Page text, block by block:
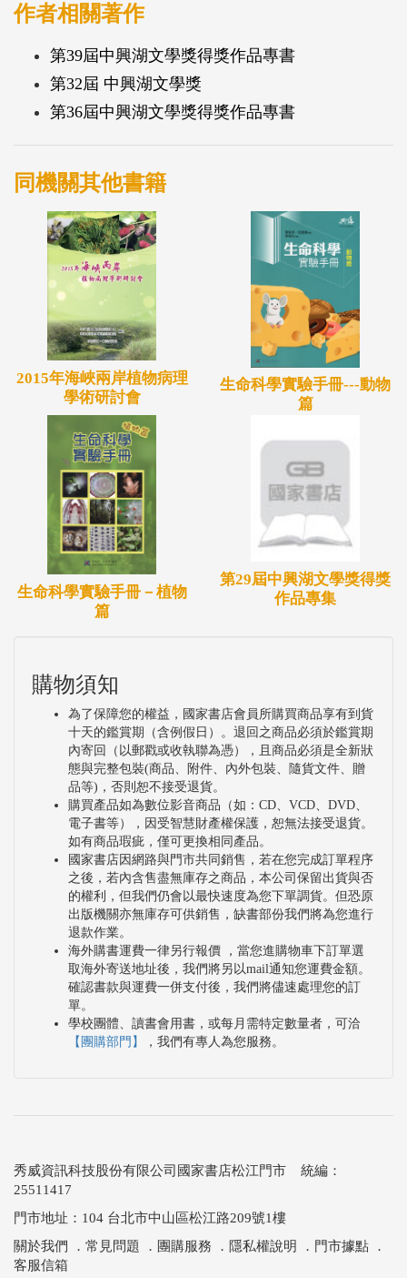
作者相關著作
第39屆中興湖文學獎得獎作品專書
第32屆 中興湖文學獎
第36屆中興湖文學獎得獎作品專書
同機關其他書籍
2015年海峽兩岸植物病理
學術研討會
生命科學實驗手冊---動物
篇
生命科學實驗手冊－植物
篇
第29屆中興湖文學獎得獎
作品專集
購物須知
為了保障您的權益，國家書店會員所購買商品享有到貨
十天的鑑賞期（含例假日）。退回之商品必須於鑑賞期
內寄回（以郵戳或收執聯為憑），且商品必須是全新狀
態與完整包裝(商品、附件、內外包裝、隨貨文件、贈
品等)，否則恕不接受退貨。
購買產品如為數位影音商品（如：CD、VCD、DVD、
電子書等），因受智慧財產權保護，恕無法接受退貨。
如有商品瑕疵，僅可更換相同產品。
國家書店因網路與門市共同銷售，若在您完成訂單程序
之後，若內含售盡無庫存之商品，本公司保留出貨與否
的權利，但我們仍會以最快速度為您下單調貨。但恐原
出版機關亦無庫存可供銷售，缺書部份我們將為您進行
退款作業。
海外購書運費一律另行報價 ，當您進購物車下訂單選
取海外寄送地址後，我們將另以mail通知您運費金額。
確認書款與運費一併支付後，我們將儘速處理您的訂
單。
學校團體、讀書會用書，或每月需特定數量者，可洽
【團購部門】
，我們有專人為您服務。
秀威資訊科技股份有限公司國家書店松江門市 統編：
25511417
門市地址：104 台北市中山區松江路209號1樓
關於我們
． 常見問題 ． 團購服務 ． 隱私權說明 ． 門市據點 ．
客服信箱